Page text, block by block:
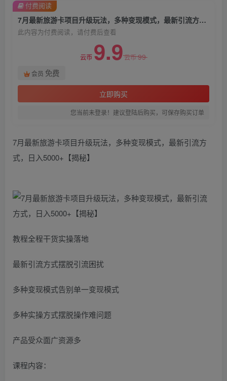
7月最新旅游卡项目升级玩法，多种变现模式，最新引流方式，日入5000+【揭秘】
此内容为付费阅读，请付费后查看
云币 9.9云币99
会员 免费
立即购买
您当前未登录！建议登陆后购买，可保存购买订单
付费阅读
7月最新旅游卡项目升级玩法，多种变现模式，最新引流方
式，日入5000+【揭秘】
教程全程干货实操落地
最新引流方式摆脱引流困扰
多种变现模式告别单一变现模式
多种实操方式摆脱操作难问题
产品受众面广资源多
课程内容：